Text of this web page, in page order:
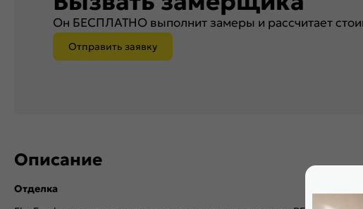
Он БЕСПЛАТНО выполнит замеры и рассчитает
Отправить заявку
Описание
Отделка